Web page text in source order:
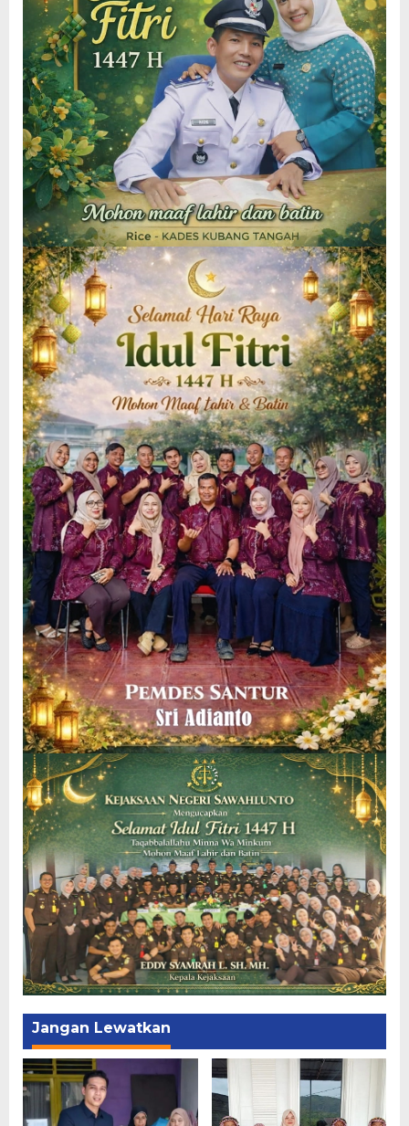
Jangan Lewatkan